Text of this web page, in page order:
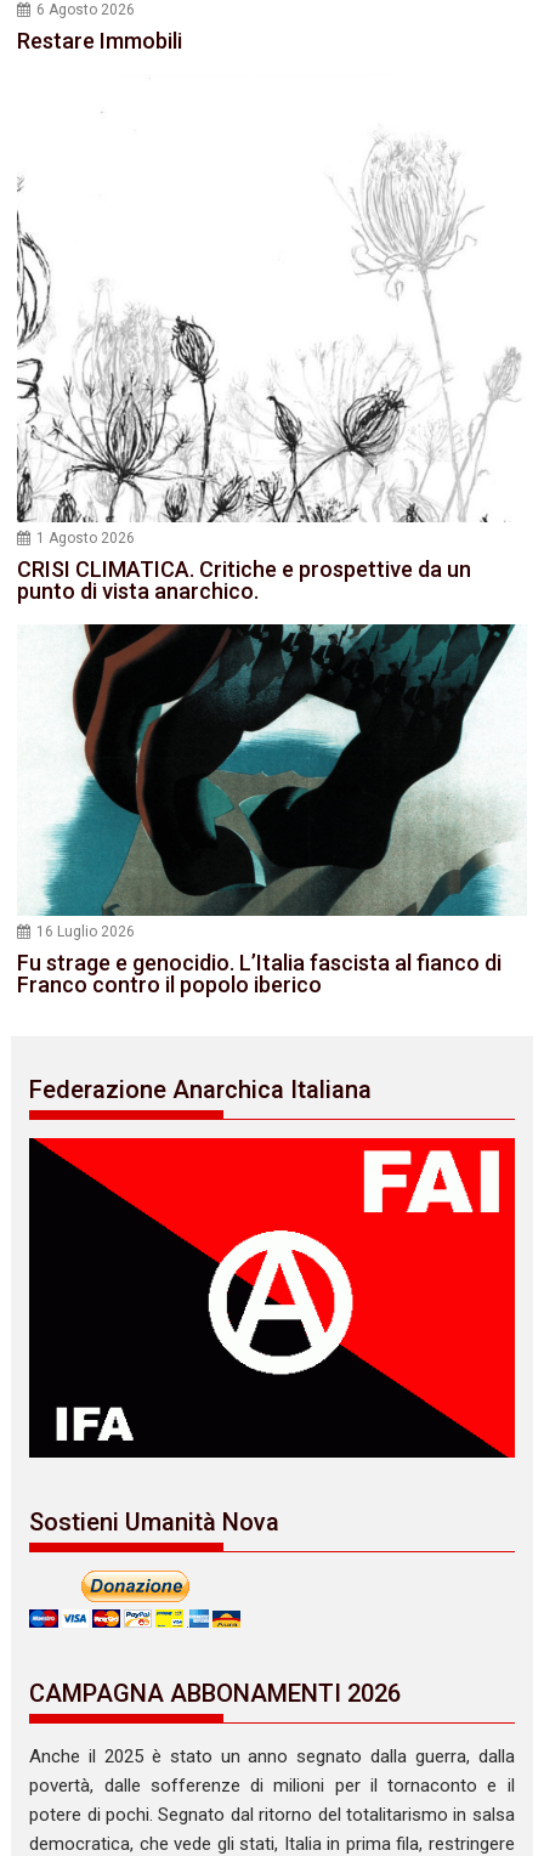
6 Agosto 2026
Restare Immobili
1 Agosto 2026
CRISI CLIMATICA. Critiche e prospettive da un
punto di vista anarchico.
16 Luglio 2026
Fu strage e genocidio. L’Italia fascista al fianco di
Franco contro il popolo iberico
Federazione Anarchica Italiana
Sostieni Umanità Nova
CAMPAGNA ABBONAMENTI 2026
Anche il 2025 è stato un anno segnato dalla guerra, dalla
povertà, dalle sofferenze di milioni per il tornaconto e il
potere di pochi. Segnato dal ritorno del totalitarismo in salsa
democratica, che vede gli stati, Italia in prima fila, restringere